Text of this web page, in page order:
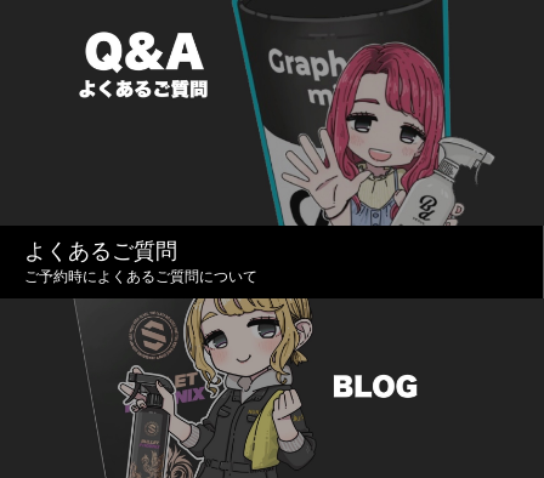
よくあるご質問
ご予約時によくあるご質問について